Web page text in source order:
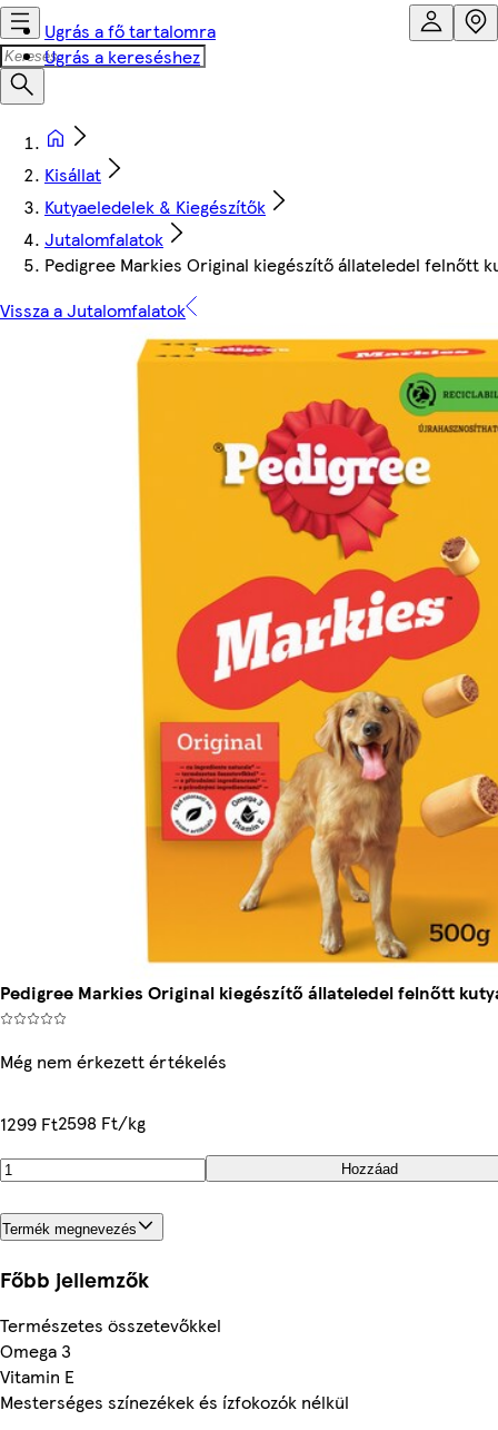
Ugrás a fő tartalomra
Ugrás a kereséshez
Kisállat
Kutyaeledelek & Kiegészítők
Jutalomfalatok
Pedigree Markies Original kiegészítő állateledel felnőtt
Vissza a Jutalomfalatok
Pedigree Markies Original kiegészítő állateledel felnőtt
Még nem érkezett értékelés
1299 Ft2598 Ft/kg
Hozzáad
Termék megnevezés
Főbb jellemzők
Természetes összetevőkkel
Omega 3
Vitamin E
Mesterséges színezékek és ízfokozók nélkül